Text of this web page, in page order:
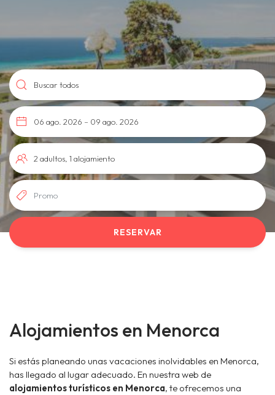
RESERVAR
Alojamientos en Menorca
Si estás planeando unas vacaciones inolvidables en Menorca,
has llegado al lugar adecuado. En nuestra web de
alojamientos turísticos en Menorca, te ofrecemos una